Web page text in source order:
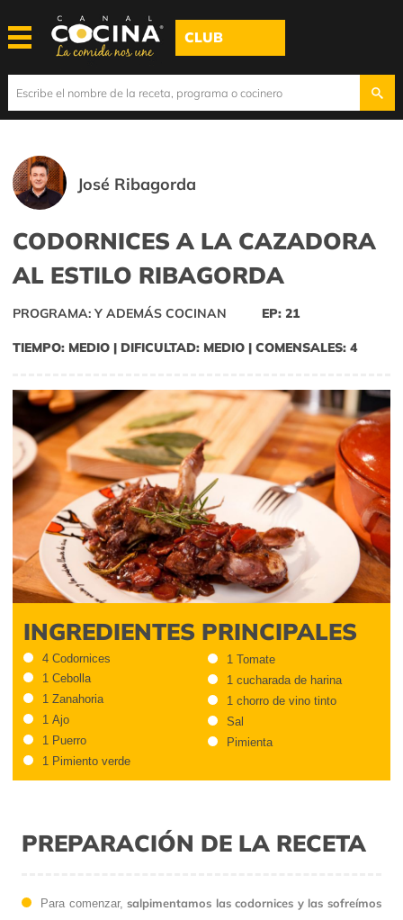
CLUB
José Ribagorda
CODORNICES A LA CAZADORA
AL ESTILO RIBAGORDA
PROGRAMA: Y ADEMÁS COCINAN EP: 21
TIEMPO: MEDIO | DIFICULTAD: MEDIO | COMENSALES: 4
INGREDIENTES PRINCIPALES
4 Codornices
1 Cebolla
1 Zanahoria
1 Ajo
1 Puerro
1 Pimiento verde
1 Tomate
1 cucharada de harina
1 chorro de vino tinto
Sal
Pimienta
PREPARACIÓN DE LA RECETA
Para comenzar,salpimentamos las codornices y las sofreímos